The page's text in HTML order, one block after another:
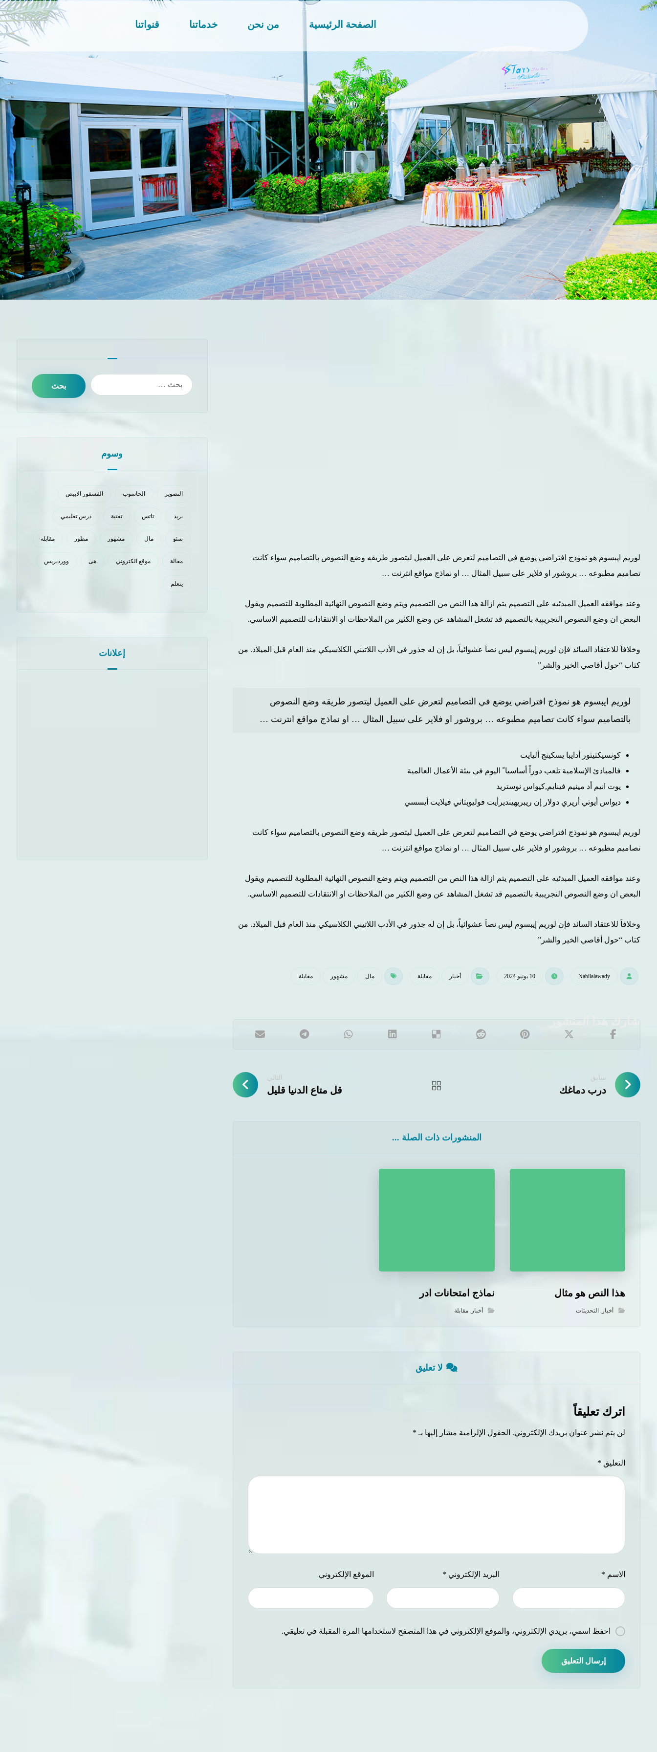
الصفحة الرئيسية من نحن خدماتنا قنواتنا
أخبار نعم تستطيع
لوريم ايبسوم هو نموذج افتراضي يوضع في التصاميم لتعرض على العميل ليتصور طريقه وضع النصوص بالتصاميم سواء كانت
تصاميم مطبوعه … بروشور او فلاير على سبيل المثال … او نماذج مواقع انترنت …
وعند موافقه العميل المبدئيه على التصميم يتم ازالة هذا النص من التصميم ويتم وضع النصوص النهائية المطلوبة للتصميم ويقول
البعض ان وضع النصوص التجريبية بالتصميم قد تشغل المشاهد عن وضع الكثير من الملاحظات او الانتقادات للتصميم الاساسي.
وخلافاَ للاعتقاد السائد فإن لوريم إيبسوم ليس نصاَ عشوائياً، بل إن له جذور في الأدب اللاتيني الكلاسيكي منذ العام قبل الميلاد. من
كتاب “حول أقاصي الخير والشر”
لوريم ايبسوم هو نموذج افتراضي يوضع في التصاميم لتعرض على العميل ليتصور طريقه وضع النصوص
بالتصاميم سواء كانت تصاميم مطبوعه … بروشور او فلاير على سبيل المثال … او نماذج مواقع انترنت …
كونسيكتيتور أدايبا يسكينج أليايت
فالمبادئ الإسلامية تلعب دوراً أساسيا ً اليوم في بيئة الأعمال العالمية
يوت انيم أد مينيم فينايم,كيواس نوستريد
ديواس أيوتي أريري دولار إن ريبريهينديرأيت فوليوبتاتي فيلايت أيسسي
لوريم ايبسوم هو نموذج افتراضي يوضع في التصاميم لتعرض على العميل ليتصور طريقه وضع النصوص بالتصاميم سواء كانت
تصاميم مطبوعه … بروشور او فلاير على سبيل المثال … او نماذج مواقع انترنت …
وعند موافقه العميل المبدئيه على التصميم يتم ازالة هذا النص من التصميم ويتم وضع النصوص النهائية المطلوبة للتصميم ويقول
البعض ان وضع النصوص التجريبية بالتصميم قد تشغل المشاهد عن وضع الكثير من الملاحظات او الانتقادات للتصميم الاساسي.
وخلافاَ للاعتقاد السائد فإن لوريم إيبسوم ليس نصاَ عشوائياً، بل إن له جذور في الأدب اللاتيني الكلاسيكي منذ العام قبل الميلاد. من
كتاب “حول أقاصي الخير والشر”
Nabilalawady 10 يونيو 2024 أخبار مقابلة مال مشهور مقابلة
سابق
درب دماغك
التالي
قل متاع الدنيا قليل
المنشورات ذات الصلة ...
هذا النص هو مثال
أخبار , التحديثات
نماذج امتحانات ادر
أخبار ,مقابلة
لا تعليق
اترك تعليقاً
لن يتم نشر عنوان بريدك الإلكتروني. الحقول الإلزامية مشار إليها بـ *
التعليق *
الاسم * البريد الإلكتروني * الموقع الإلكتروني
احفظ اسمي، بريدي الإلكتروني، والموقع الإلكتروني في هذا المتصفح لاستخدامها المرة المقبلة في تعليقي.
وسوم
التصوير الحاسوب الفسفور الابيض
بريد تاتس تقنية درس تعليمي
سئو مال مشهور مطور مقابلة
مقالة موقع الكتروني هی ووردبريس
يتعلم
إعلانات